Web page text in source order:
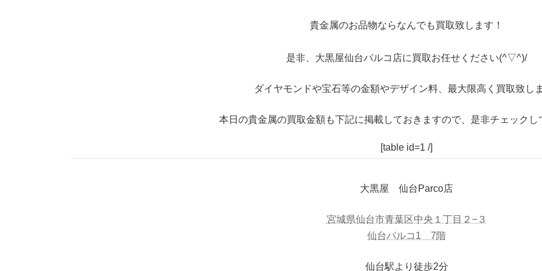
貴金属のお品物ならなんでも買取致します！
是非、大黒屋仙台パルコ店に買取お任せください(^▽^)/
ダイヤモンドや宝石等の金額やデザイン料、最大限高く買取致し
本日の貴金属の買取金額も下記に掲載しておきますので、是非チェックし
[table id=1 /]
大黒屋 仙台Parco店
宮城県仙台市青葉区中央１丁目２−３
仙台パルコ1 7階
仙台駅より徒歩2分